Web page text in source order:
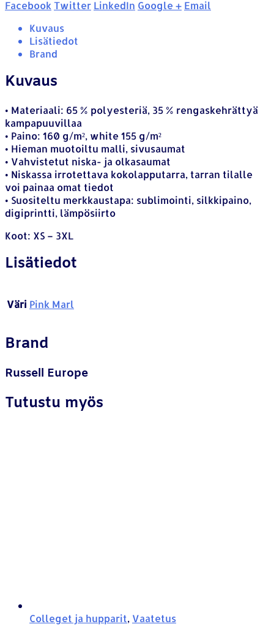
Facebook Twitter LinkedIn Google + Email
Kuvaus
Lisätiedot
Brand
Kuvaus
• Materiaali: 65 % polyesteriä, 35 % rengaskehrättyä
kampapuuvillaa
• Paino: 160 g/m², white 155 g/m²
• Hieman muotoiltu malli, sivusaumat
• Vahvistetut niska- ja olkasaumat
• Niskassa irrotettava kokolapputarra, tarran tilalle
voi painaa omat tiedot
• Suositeltu merkkaustapa: sublimointi, silkkipaino,
digiprintti, lämpösiirto
Koot: XS – 3XL
Lisätiedot
Väri Pink Marl
Brand
Russell Europe
Tutustu myös
Colleget ja hupparit, Vaatetus